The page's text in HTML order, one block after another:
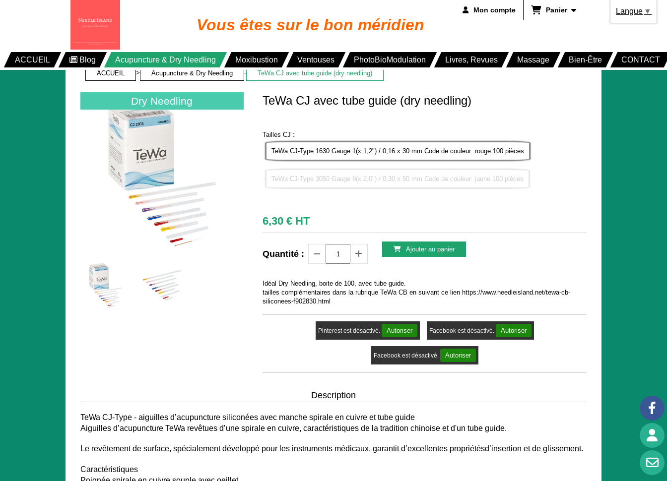
Vous êtes sur le bon méridien
Mon compte Panier
ACCUEIL Blog Acupuncture & Dry Needling Moxibustion Ventouses PhotoBioModulation Livres, Revues Massage Bien-Être CONTACT
ACCUEIL > Acupuncture & Dry Needling - TeWa CJ avec tube guide (dry needling)
Dry Needling TeWa CJ avec tube guide (dry needling)
Tailles CJ :
TeWa CJ-Type 1630 Gauge 1(x 1,2") / 0,16 x 30 mm Code de couleur: rouge 100 pièces
TeWa CJ-Type 3050 Gauge 8(x 2,0") / 0,30 x 50 mm Code de couleur: jaune 100 pièces
6,30 € HT
Quantité : Ajouter au panier
Idéal Dry Needling, boite de 100, avec tube guide.
tailles complémentaires dans la rubrique TeWa CB en suivant ce lien https://www.needleisland.net/tewa-cb-
siliconees-f902830.html
Pinterest est désactivé. Autoriser Facebook est désactivé. Autoriser
Facebook est désactivé. Autoriser
Description
TeWa CJ-Type - aiguilles d’acupuncture siliconées avec manche spirale en cuivre et tube guide
Aiguilles d’acupuncture TeWa revêtues d’une spirale en cuivre, caractéristiques de la tradition chinoise et d'un tube guide.
Le revêtement de surface, spécialement développé pour les instruments médicaux, garantit d’excellentes propriétésd’insertion et de glissement.
Caractéristiques
Langue ▼